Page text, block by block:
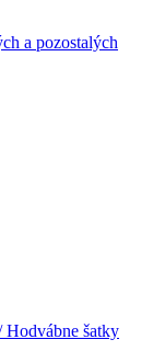
a pozostalých
Hodvábne šatky